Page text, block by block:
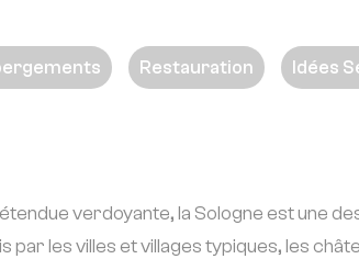
Restauration Idées
étendue verdoyante, la Sologne est une
par les villes et villages typiques, les